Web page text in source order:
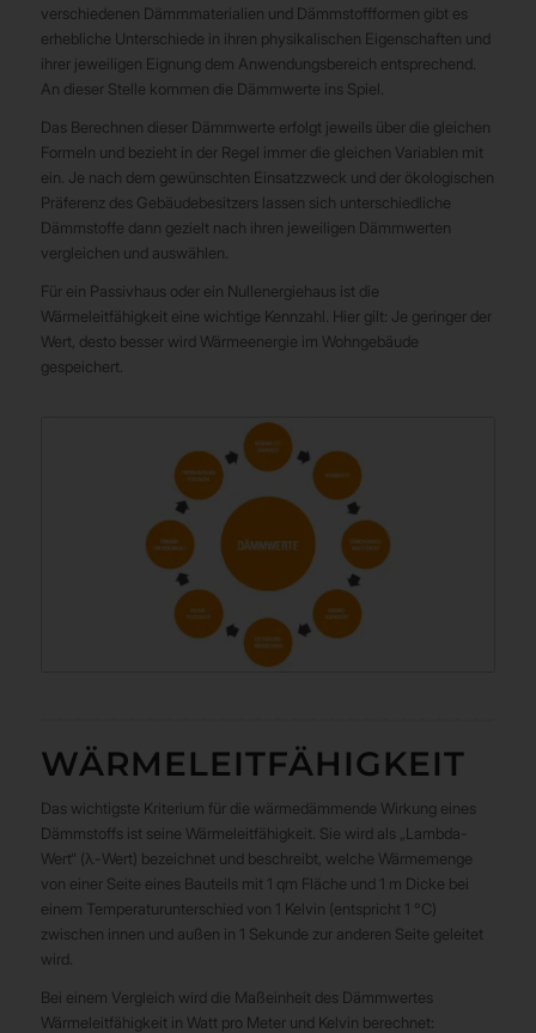
verschiedenen Dämmmaterialien und Dämmstoffformen gibt es
erhebliche Unterschiede in ihren physikalischen Eigenschaften und
ihrer jeweiligen Eignung dem Anwendungsbereich entsprechend.
An dieser Stelle kommen die Dämmwerte ins Spiel.
Das Berechnen dieser Dämmwerte erfolgt jeweils über die gleichen
Formeln und bezieht in der Regel immer die gleichen Variablen mit
ein. Je nach dem gewünschten Einsatzzweck und der ökologischen
Präferenz des Gebäudebesitzers lassen sich unterschiedliche
Dämmstoffe dann gezielt nach ihren jeweiligen Dämmwerten
vergleichen und auswählen.
Für ein Passivhaus oder ein Nullenergiehaus ist die
Wärmeleitfähigkeit eine wichtige Kennzahl. Hier gilt: Je geringer der
Wert, desto besser wird Wärmeenergie im Wohngebäude
gespeichert.
WÄRMELEITFÄHIGKEIT
Das wichtigste Kriterium für die wärmedämmende Wirkung eines
Dämmstoffs ist seine Wärmeleitfähigkeit. Sie wird als „Lambda-
Wert“ (λ-Wert) bezeichnet und beschreibt, welche Wärmemenge
von einer Seite eines Bauteils mit 1 qm Fläche und 1 m Dicke bei
einem Temperaturunterschied von 1 Kelvin (entspricht 1 °C)
zwischen innen und außen in 1 Sekunde zur anderen Seite geleitet
wird.
Bei einem Vergleich wird die Maßeinheit des Dämmwertes
Wärmeleitfähigkeit in Watt pro Meter und Kelvin berechnet: